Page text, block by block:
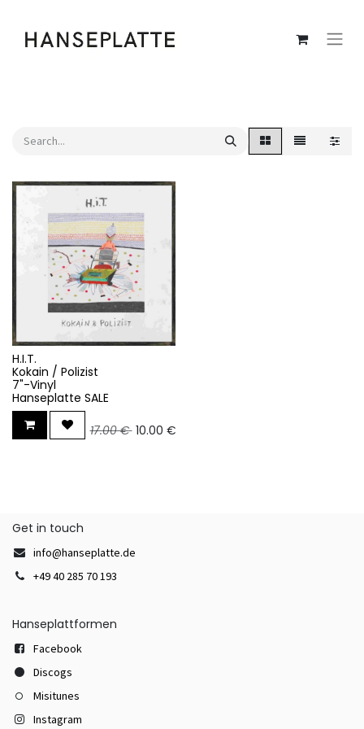
H.I.T.
Kokain / Polizist
7"-Vinyl
Hanseplatte SALE
17.00€ 10.00 €
Get in touch
info@hanseplatte.de
+49 40 285 70 193
Hanseplattformen
Facebook
Discogs
Misitunes
Instagram